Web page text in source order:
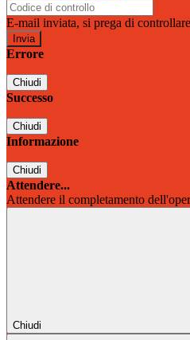
E-mail inviata, si prega di
Errore
Chiudi
Successo
Chiudi
Informazione
Chiudi
Attendere...
Attendere il completamento
Chiudi